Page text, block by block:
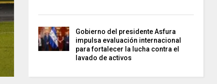
Gobierno del presidente Asfura
impulsa evaluación internacional
para fortalecer la lucha contra el
lavado de activos